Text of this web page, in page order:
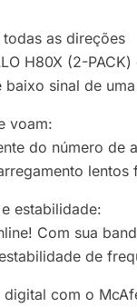
as direções
H80X (2-
baixo sinal de
voam:
do número
lentos
estabilidade:
Com sua
de
digital com o